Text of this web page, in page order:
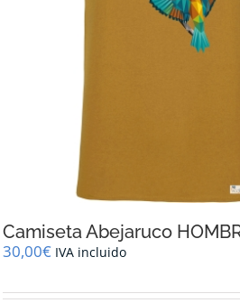
página
Camiseta Abejaruco
30,00€ IVA incluido